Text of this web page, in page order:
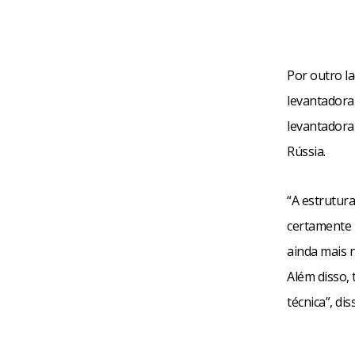
Por outro
Rússia.
“A
certamente
ainda mais
Além
técnica”,